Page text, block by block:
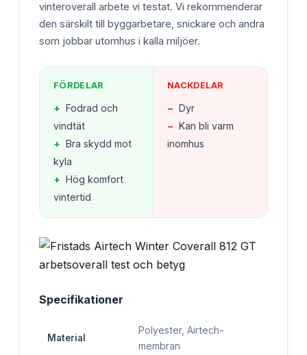
vinteroverall arbete vi testat. Vi rekommenderar
den särskilt till byggarbetare, snickare och andra
som jobbar utomhus i kalla miljöer.
FÖRDELAR
+ Fodrad och
vindtät
+ Bra skydd mot
kyla
+ Hög komfort
vintertid
NACKDELAR
− Dyr
− Kan bli varm
inomhus
Specifikationer
Material
Polyester, Airtech-
membran